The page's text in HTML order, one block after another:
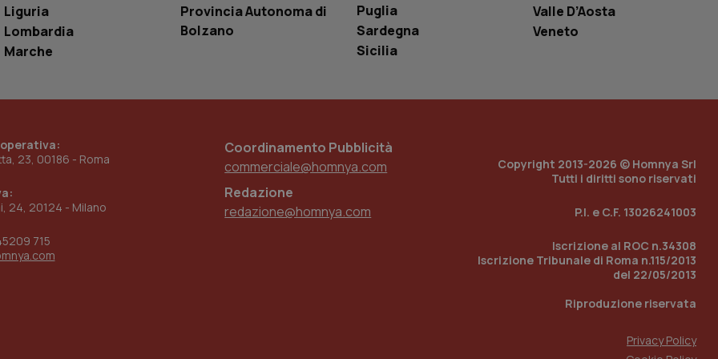
Liguria
Lombardia
Marche
Provincia Autonoma di
Bolzano
Puglia
Sardegna
Sicilia
Valle D’Aosta
Veneto
23, 00186 - Roma
24, 20124 - Milano
715
Coordinamento Pubblicità
commerciale@homnya.com
Redazione
redazione@homnya.com
Copyright 2013-2026 © Homnya Srl
Tutti i diritti sono riservati
P.I. e C.F. 13026241003
Iscrizione al ROC n.34308
Iscrizione Tribunale di Roma n.115/2013
del 22/05/2013
Riproduzione riservata
Privacy Policy
www.quotidianosanita.it
Questo cookie è impostato dall'applicazione per abilitare il
sistema di tracking solo in caso di utenti loggato con identity
provider WelfareLink.